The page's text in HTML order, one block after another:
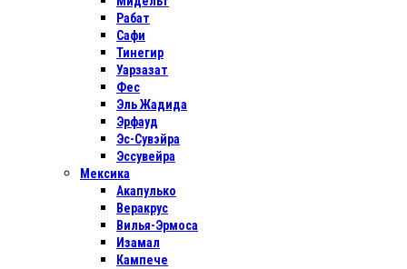
Рабат
Сафи
Тинегир
Уарзазат
Фес
Эль Жадида
Эрфауд
Эс-Сувэйра
Эссувейра
Мексика
Акапулько
Веракрус
Вилья-Эрмоса
Изамал
Кампече